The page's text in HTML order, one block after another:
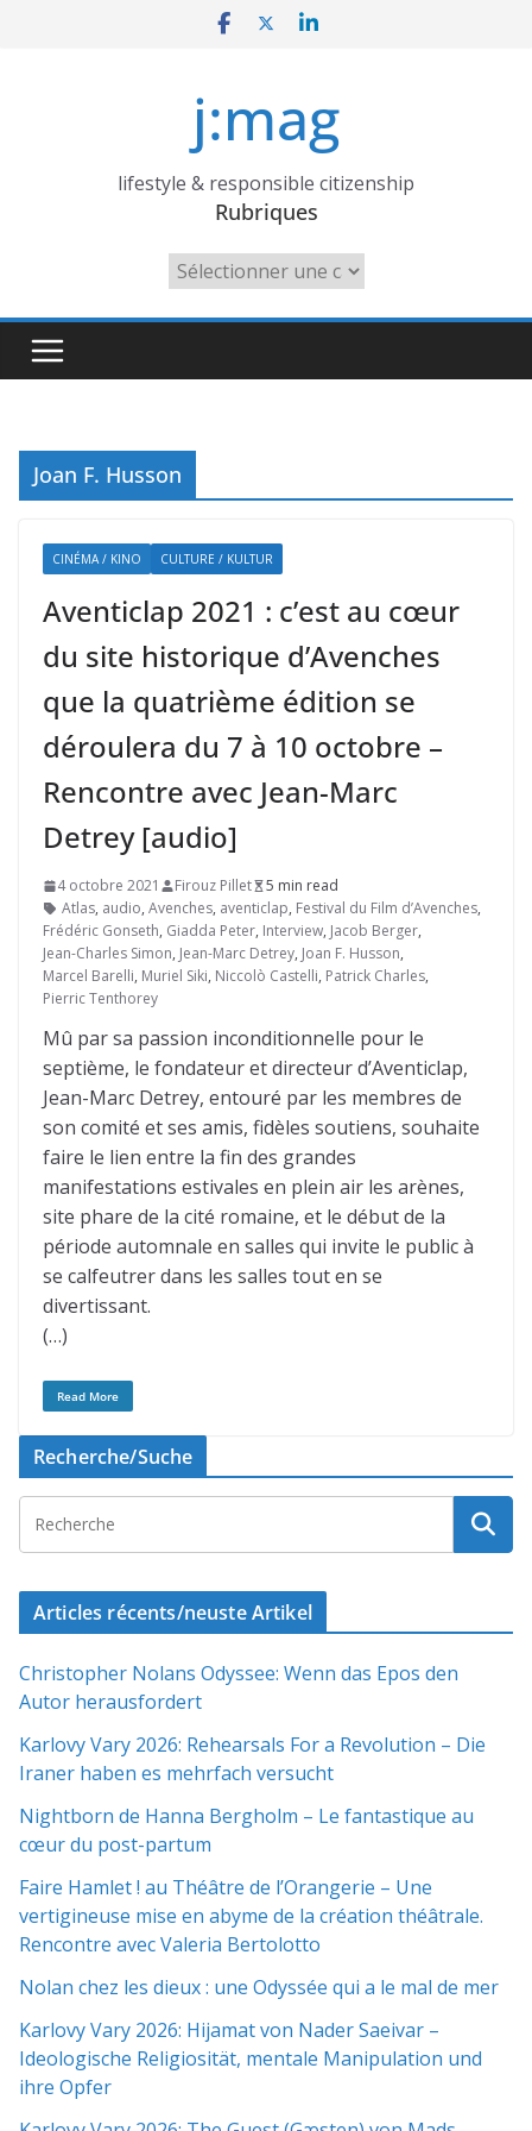
j:mag
lifestyle & responsible citizenship
Rubriques
Rubriques
Joan F. Husson
CINÉMA / KINO CULTURE / KULTUR
Aventiclap 2021 : c’est au cœur
du site historique d’Avenches
que la quatrième édition se
déroulera du 7 à 10 octobre –
Rencontre avec Jean-Marc
Detrey [audio]
4 octobre 2021 Firouz Pillet
5 min read
Atlas, audio, Avenches, aventiclap, Festival du Film d’Avenches,
Frédéric Gonseth, Giadda Peter, Interview, Jacob Berger,
Jean-Charles Simon, Jean-Marc Detrey, Joan F. Husson,
Marcel Barelli, Muriel Siki, Niccolò Castelli, Patrick Charles,
Pierric Tenthorey
Mû par sa passion inconditionnelle pour le
septième, le fondateur et directeur d’Aventiclap,
Jean-Marc Detrey, entouré par les membres de
son comité et ses amis, fidèles soutiens, souhaite
faire le lien entre la fin des grandes
manifestations estivales en plein air les arènes,
site phare de la cité romaine, et le début de la
période automnale en salles qui invite le public à
se calfeutrer dans les salles tout en se
divertissant.
(…)
Read More
Recherche/Suche
Articles récents/neuste Artikel
Christopher Nolans Odyssee: Wenn das Epos den
Autor herausfordert
Karlovy Vary 2026: Rehearsals For a Revolution – Die
Iraner haben es mehrfach versucht
Nightborn de Hanna Bergholm – Le fantastique au
cœur du post-partum
Faire Hamlet ! au Théâtre de l’Orangerie – Une
vertigineuse mise en abyme de la création théâtrale.
Rencontre avec Valeria Bertolotto
Nolan chez les dieux : une Odyssée qui a le mal de mer
Karlovy Vary 2026: Hijamat von Nader Saeivar​​ –
Ideologische Religiosität, mentale Manipulation und
ihre Opfer